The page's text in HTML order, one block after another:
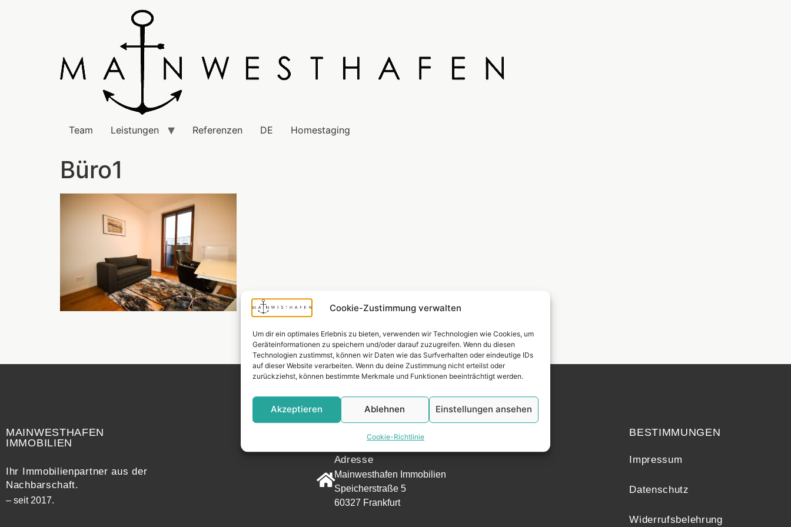
Cookie-Zustimmung verwalten
Um dir ein optimales Erlebnis zu bieten, verwenden wir Technologien wie Cookies, um
Geräteinformationen zu speichern und/oder darauf zuzugreifen. Wenn du diesen
Technologien zustimmst, können wir Daten wie das Surfverhalten oder eindeutige IDs
auf dieser Website verarbeiten. Wenn du deine Zustimmung nicht erteilst oder
zurückziehst, können bestimmte Merkmale und Funktionen beeinträchtigt werden.
Akzeptieren Ablehnen Einstellungen ansehen
Cookie-Richtlinie
Team Leistungen Referenzen DE Homestaging
Büro1
MAINWESTHAFEN
IMMOBILIEN
Ihr Immobilienpartner aus der
Nachbarschaft.
– seit 2017.
KONTAKT
Adresse
Mainwesthafen Immobilien
Speicherstraße 5
60327 Frankfurt
Widerrufsrecht
BESTIMMUNGEN
Impressum
Datenschutz
Widerrufsbelehrung